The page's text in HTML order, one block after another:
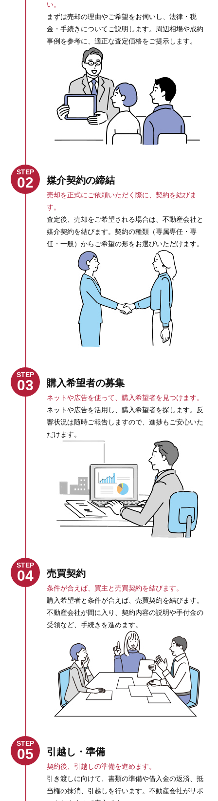
い。
まずは売却の理由やご希望をお伺いし、法律・税
金・手続きについてご説明します。周辺相場や成約
事例を参考に、適正な査定価格をご提示します。
STEP
02 媒介契約の締結
売却を正式にご依頼いただく際に、契約を結びま
す。
査定後、売却をご希望される場合は、不動産会社と
媒介契約を結びます。契約の種類（専属専任・専
任・一般）からご希望の形をお選びいただけます。
STEP
03 購入希望者の募集
ネットや広告を使って、購入希望者を見つけます。
ネットや広告を活用し、購入希望者を探します。反
響状況は随時ご報告しますので、進捗もご安心いた
だけます。
STEP
04 売買契約
条件が合えば、買主と売買契約を結びます。
購入希望者と条件が合えば、売買契約を結びます。
不動産会社が間に入り、契約内容の説明や手付金の
受領など、手続きを進めます。
STEP
05 引越し・準備
契約後、引越しの準備を進めます。
引き渡しに向けて、書類の準備や借入金の返済、抵
当権の抹消、引越しを行います。不動産会社がサポ